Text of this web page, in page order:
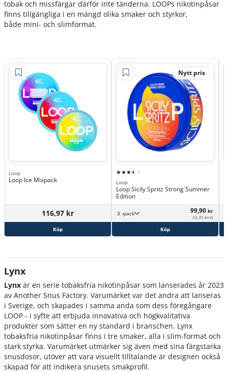
tobak och missfärgar därför inte tänderna. LOOPs nikotinpåsar
finns tillgängliga i en mängd olika smaker och styrkor,
både mini- och slimformat.
Loop
Loop Ice Mixpack
116,97 kr
Köp
Nytt pris
Loop
Loop Sicily Spritz Strong Summer
Edition
3 -pack 99,90 kr
33,30 kr/st
Köp
Lynx
Lynx är en serie tobaksfria nikotinpåsar som lanserades år 2023
av Another Snus Factory. Varumärket var det andra att lanseras
i Sverige, och skapades i samma anda som dess föregångare
LOOP - i syfte att erbjuda innovativa och högkvalitativa
produkter som sätter en ny standard i branschen. Lynx
tobaksfria nikotinpåsar finns i tre smaker, alla i slim-format och
stark styrka. Varumärket utmärker sig även med sina färgstarka
snusdosor, utöver att vara visuellt tilltalande är designen också
skapad för att indikera snusets smakprofil.